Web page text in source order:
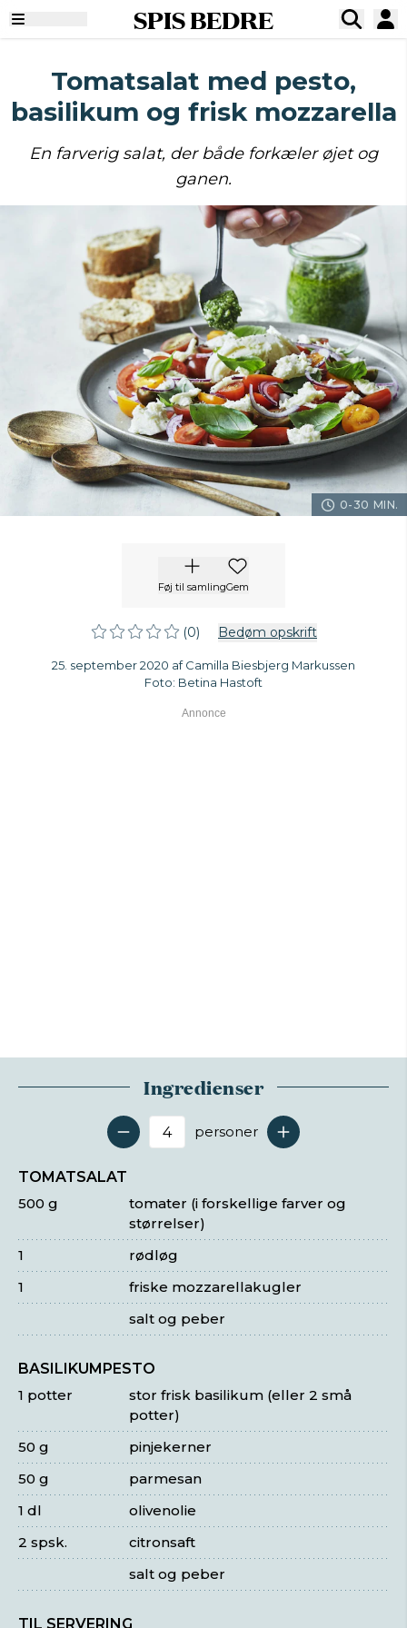
SPIS BEDRE
Tomatsalat med pesto,
basilikum og frisk mozzarella
En farverig salat, der både forkæler øjet og
ganen.
0-30 MIN.
Føj til samlingGem
(0) Bedøm opskrift
25. september 2020 af Camilla Biesbjerg Markussen
Foto: Betina Hastoft
Ingredienser
Antal serveringer
personer
TOMATSALAT
tomater (i forskellige farver og
størrelser)
500 g
rødløg
1
friske mozzarellakugler
1
salt og peber
BASILIKUMPESTO
stor frisk basilikum (eller 2 små
potter)
1 potter
pinjekerner
50 g
parmesan
50 g
olivenolie
1 dl
citronsaft
2 spsk.
salt og peber
TIL SERVERING